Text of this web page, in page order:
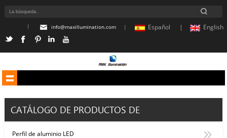
English
Español |
info@maxillumination.com|
|
CATÁLOGO DE PRODUCTOS DE
Perfil de aluminio LED